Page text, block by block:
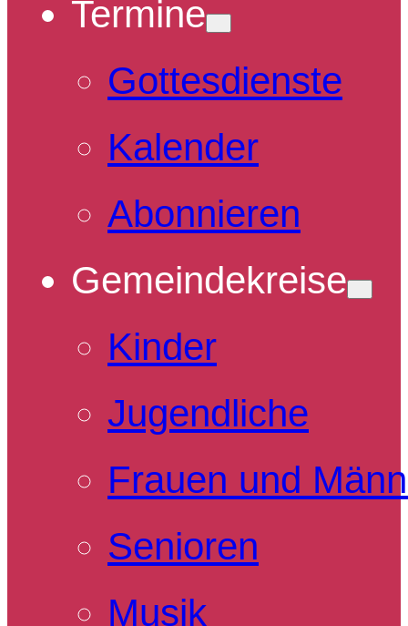
Termine
Gottesdienste
Kalender
Abonnieren
Gemeindekreise
Kinder
Jugendliche
Frauen und
Senioren
Musik